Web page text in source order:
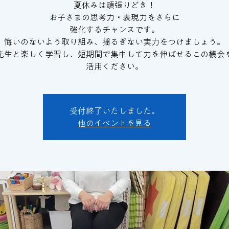
夏休みは頑張りどき！
お子さまの思考力・表現力をさらに
強化するチャンスです。
悔いのないよう取り組み、揺るぎない実力をつけましょう。
生と楽しく学習し、短期間で集中して力を伸ばせるこの機会
活用ください。
受付終了いたしました。
他のイベントを見る